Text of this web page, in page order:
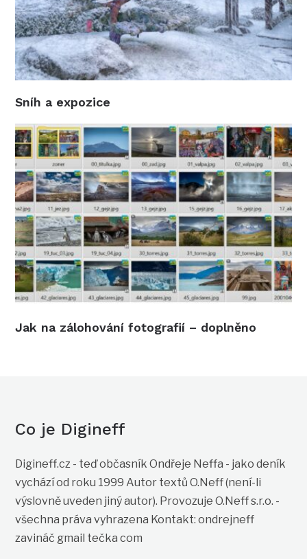
Sníh a expozice
Jak na zálohování fotografií – doplněno
Co je Digineff
Digineff.cz - teď občasník Ondřeje Neffa - jako deník
vychází od roku 1999 Autor textů O.Neff (není-li
výslovně uveden jiný autor). Provozuje O.Neff s.r.o. -
všechna práva vyhrazena Kontakt: ondrejneff
zavináč gmail tečka com